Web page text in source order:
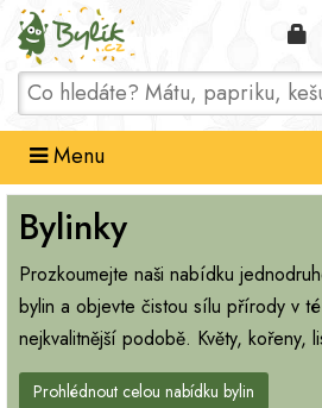
Domů
Menu
Bylinky
Prozkoumejte naši nabídku
bylin a objevte čistou sílu přírody v té
nejkvalitnější podobě. Květy, kořeny,
Prohlédnout celou nabídku bylin